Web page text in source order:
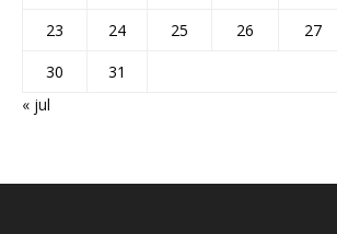
23
24 25 26 27
30
31
« jul